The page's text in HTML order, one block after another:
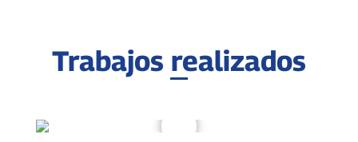
Trabajos realizados